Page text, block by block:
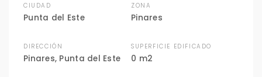
CIUDAD
Punta del Este
ZONA
Pinares
DIRECCIÓN
Pinares, Punta del Este
SUPERFICIE EDIFICADO
0 m2